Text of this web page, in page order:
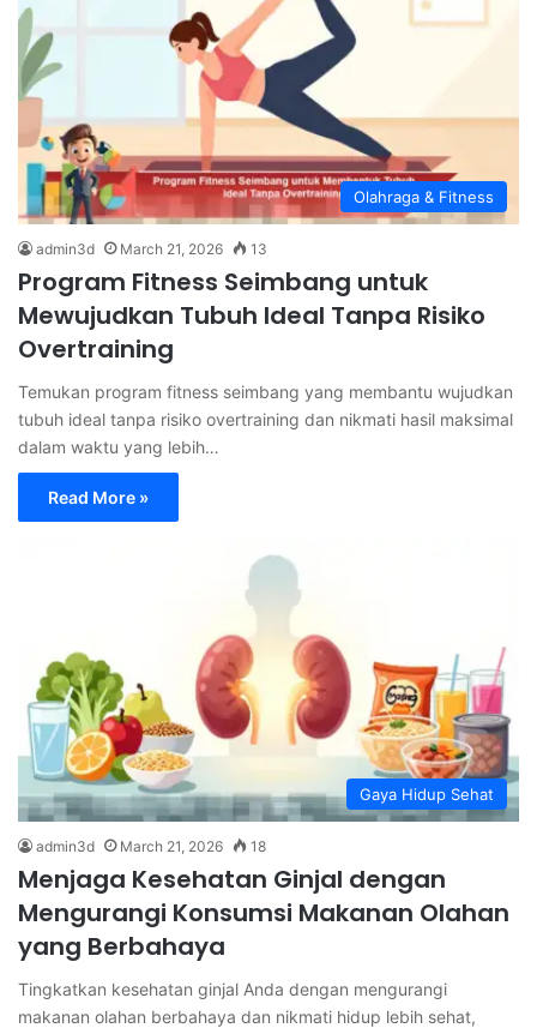
Olahraga & Fitness
admin3d March 21, 2026 13
Program Fitness Seimbang untuk
Mewujudkan Tubuh Ideal Tanpa Risiko
Overtraining
Temukan program fitness seimbang yang membantu wujudkan
tubuh ideal tanpa risiko overtraining dan nikmati hasil maksimal
dalam waktu yang lebih…
Read More »
Gaya Hidup Sehat
admin3d March 21, 2026 18
Menjaga Kesehatan Ginjal dengan
Mengurangi Konsumsi Makanan Olahan
yang Berbahaya
Tingkatkan kesehatan ginjal Anda dengan mengurangi
makanan olahan berbahaya dan nikmati hidup lebih sehat,